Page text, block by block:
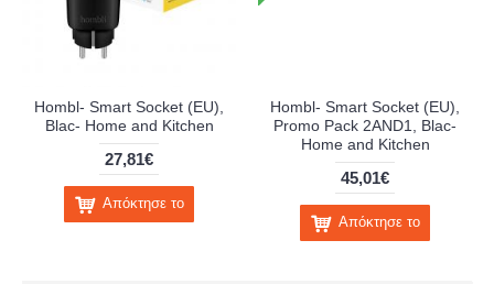
Hombl- Smart Socket (EU),
Blac- Home and Kitchen
27,81€
Απόκτησε το
Hombl- Smart Socket (EU),
Promo Pack 2AND1, Blac-
Home and Kitchen
45,01€
Απόκτησε το